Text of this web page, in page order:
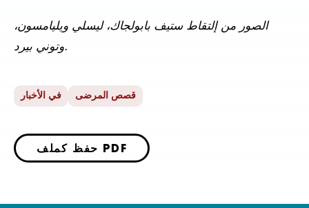
الصور من إلتقاط ستيف بابولجاك، ليسلي ويليامسون،
وتوني بيرد.
في الأخبار قصص المرضى
حفظ كملف PDF